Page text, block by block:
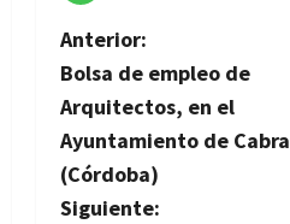
N
a
v
e
Anterior:
Bolsa de empleo de
Arquitectos, en el
Ayuntamiento de Cabra
(Córdoba)
Siguiente: